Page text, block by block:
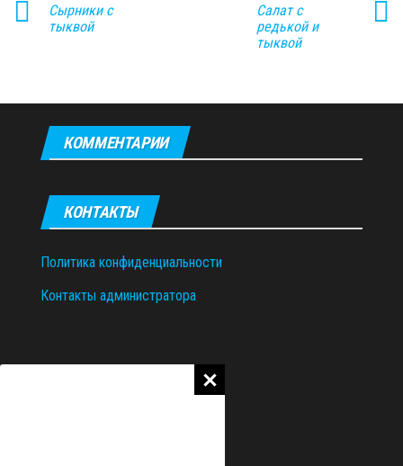
Сырники с
тыквой
Салат с
редькой и
тыквой
КОММЕНТАРИИ
КОНТАКТЫ
Политика конфиденциальности
Контакты администратора